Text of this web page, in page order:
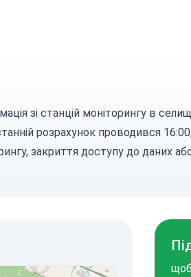
зі станцій моніторингу в
розрахунок проводився
закриття доступу до даних